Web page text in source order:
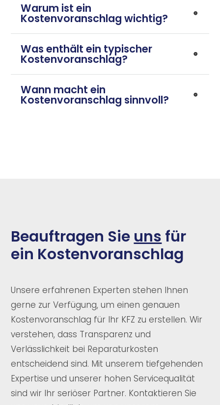
Warum ist ein
Kostenvoranschlag wichtig?
Was enthält ein typischer
Kostenvoranschlag?
Wann macht ein
Kostenvoranschlag sinnvoll?
Beauftragen Sie uns für
ein Kostenvoranschlag
Unsere erfahrenen Experten stehen Ihnen
gerne zur Verfügung, um einen genauen
Kostenvoranschlag für Ihr KFZ zu erstellen. Wir
verstehen, dass Transparenz und
Verlässlichkeit bei Reparaturkosten
entscheidend sind. Mit unserem tiefgehenden
Expertise und unserer hohen Servicequalität
sind wir Ihr seriöser Partner. Kontaktieren Sie